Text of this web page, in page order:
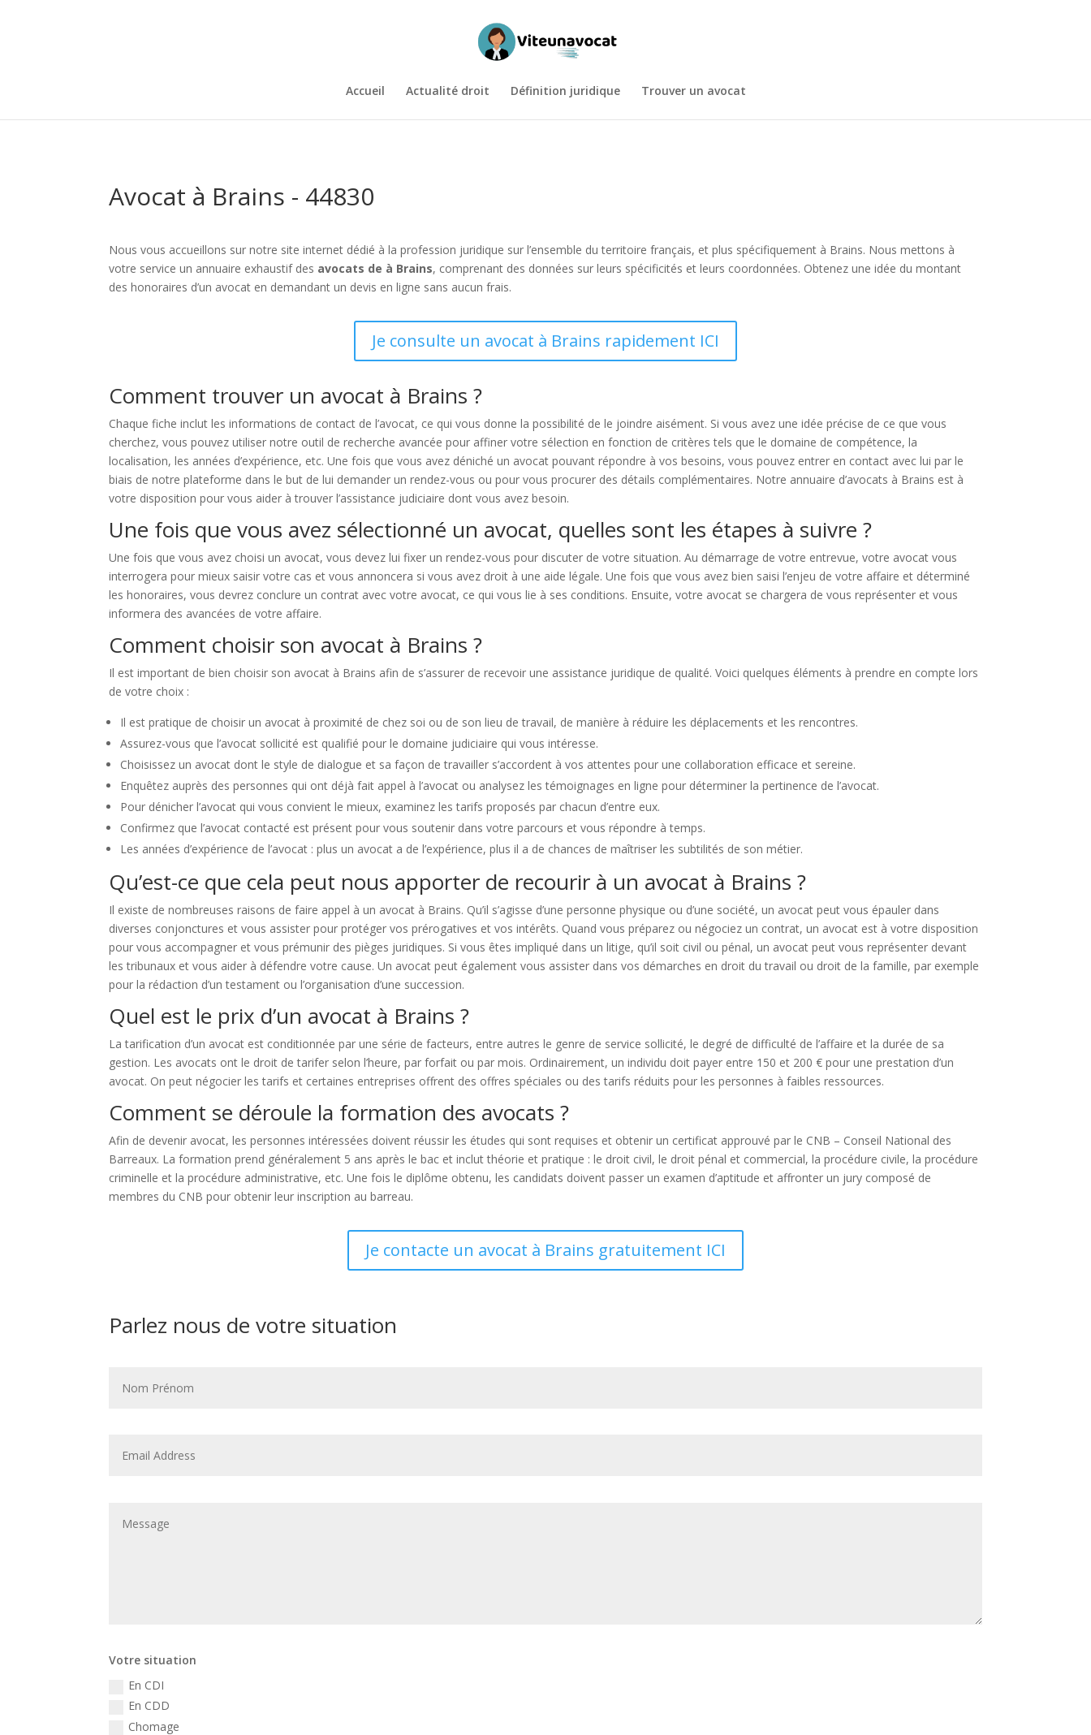
Accueil Actualité droit Définition juridique Trouver un avocat
Avocat à Brains - 44830
Nous vous accueillons sur notre site internet dédié à la profession juridique sur l’ensemble du territoire français, et plus spécifiquement à Brains. Nous mettons à
votre service un annuaire exhaustif des avocats de à Brains, comprenant des données sur leurs spécificités et leurs coordonnées. Obtenez une idée du montant
des honoraires d’un avocat en demandant un devis en ligne sans aucun frais.
Je consulte un avocat à Brains rapidement ICI
Comment trouver un avocat à Brains ?
Chaque fiche inclut les informations de contact de l’avocat, ce qui vous donne la possibilité de le joindre aisément. Si vous avez une idée précise de ce que vous
cherchez, vous pouvez utiliser notre outil de recherche avancée pour affiner votre sélection en fonction de critères tels que le domaine de compétence, la
localisation, les années d’expérience, etc. Une fois que vous avez déniché un avocat pouvant répondre à vos besoins, vous pouvez entrer en contact avec lui par le
biais de notre plateforme dans le but de lui demander un rendez-vous ou pour vous procurer des détails complémentaires. Notre annuaire d’avocats à Brains est à
votre disposition pour vous aider à trouver l’assistance judiciaire dont vous avez besoin.
Une fois que vous avez sélectionné un avocat, quelles sont les étapes à suivre ?
Une fois que vous avez choisi un avocat, vous devez lui fixer un rendez-vous pour discuter de votre situation. Au démarrage de votre entrevue, votre avocat vous
interrogera pour mieux saisir votre cas et vous annoncera si vous avez droit à une aide légale. Une fois que vous avez bien saisi l’enjeu de votre affaire et déterminé
les honoraires, vous devrez conclure un contrat avec votre avocat, ce qui vous lie à ses conditions. Ensuite, votre avocat se chargera de vous représenter et vous
informera des avancées de votre affaire.
Comment choisir son avocat à Brains ?
Il est important de bien choisir son avocat à Brains afin de s’assurer de recevoir une assistance juridique de qualité. Voici quelques éléments à prendre en compte lors
de votre choix :
Il est pratique de choisir un avocat à proximité de chez soi ou de son lieu de travail, de manière à réduire les déplacements et les rencontres.
Assurez-vous que l’avocat sollicité est qualifié pour le domaine judiciaire qui vous intéresse.
Choisissez un avocat dont le style de dialogue et sa façon de travailler s’accordent à vos attentes pour une collaboration efficace et sereine.
Enquêtez auprès des personnes qui ont déjà fait appel à l’avocat ou analysez les témoignages en ligne pour déterminer la pertinence de l’avocat.
Pour dénicher l’avocat qui vous convient le mieux, examinez les tarifs proposés par chacun d’entre eux.
Confirmez que l’avocat contacté est présent pour vous soutenir dans votre parcours et vous répondre à temps.
Les années d’expérience de l’avocat : plus un avocat a de l’expérience, plus il a de chances de maîtriser les subtilités de son métier.
Qu’est-ce que cela peut nous apporter de recourir à un avocat à Brains ?
Il existe de nombreuses raisons de faire appel à un avocat à Brains. Qu’il s’agisse d’une personne physique ou d’une société, un avocat peut vous épauler dans
diverses conjonctures et vous assister pour protéger vos prérogatives et vos intérêts. Quand vous préparez ou négociez un contrat, un avocat est à votre disposition
pour vous accompagner et vous prémunir des pièges juridiques. Si vous êtes impliqué dans un litige, qu’il soit civil ou pénal, un avocat peut vous représenter devant
les tribunaux et vous aider à défendre votre cause. Un avocat peut également vous assister dans vos démarches en droit du travail ou droit de la famille, par exemple
pour la rédaction d’un testament ou l’organisation d’une succession.
Quel est le prix d’un avocat à Brains ?
La tarification d’un avocat est conditionnée par une série de facteurs, entre autres le genre de service sollicité, le degré de difficulté de l’affaire et la durée de sa
gestion. Les avocats ont le droit de tarifer selon l’heure, par forfait ou par mois. Ordinairement, un individu doit payer entre 150 et 200 € pour une prestation d’un
avocat. On peut négocier les tarifs et certaines entreprises offrent des offres spéciales ou des tarifs réduits pour les personnes à faibles ressources.
Comment se déroule la formation des avocats ?
Afin de devenir avocat, les personnes intéressées doivent réussir les études qui sont requises et obtenir un certificat approuvé par le CNB – Conseil National des
Barreaux. La formation prend généralement 5 ans après le bac et inclut théorie et pratique : le droit civil, le droit pénal et commercial, la procédure civile, la procédure
criminelle et la procédure administrative, etc. Une fois le diplôme obtenu, les candidats doivent passer un examen d’aptitude et affronter un jury composé de
membres du CNB pour obtenir leur inscription au barreau.
Je contacte un avocat à Brains gratuitement ICI
Parlez nous de votre situation
Votre situation
En CDI
En CDD
Chomage